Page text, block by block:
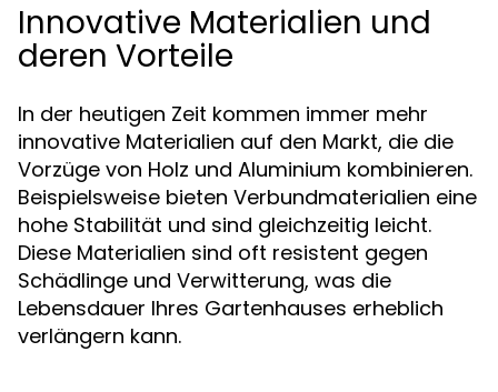
Innovative Materialien und
deren Vorteile
In der heutigen Zeit kommen immer mehr
innovative Materialien auf den Markt, die die
Vorzüge von Holz und Aluminium kombinieren.
Beispielsweise bieten Verbundmaterialien eine
hohe Stabilität und sind gleichzeitig leicht.
Diese Materialien sind oft resistent gegen
Schädlinge und Verwitterung, was die
Lebensdauer Ihres Gartenhauses erheblich
verlängern kann.